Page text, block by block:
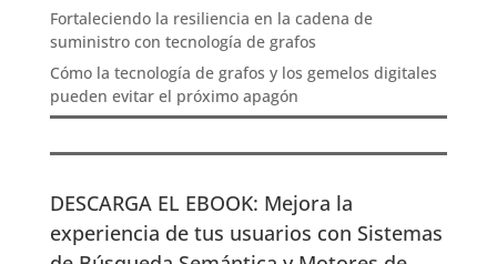
Fortaleciendo la resiliencia en la cadena de
suministro con tecnología de grafos
Cómo la tecnología de grafos y los gemelos digitales
pueden evitar el próximo apagón
DESCARGA EL EBOOK: Mejora la
experiencia de tus usuarios con Sistemas